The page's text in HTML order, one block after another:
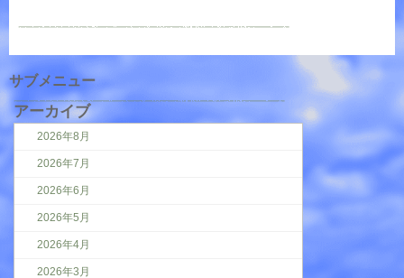
サブメニュー
アーカイブ
2026年8月
2026年7月
2026年6月
2026年5月
2026年4月
2026年3月